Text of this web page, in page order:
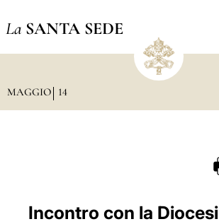
La SANTA SEDE
MAGGIO 14
Incontro con la